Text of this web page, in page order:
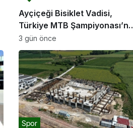
Ayçiçeği Bisiklet Vadisi,
Türkiye MTB Şampiyonası’na
ev sahipliği yapacak
3 gün önce
Spor